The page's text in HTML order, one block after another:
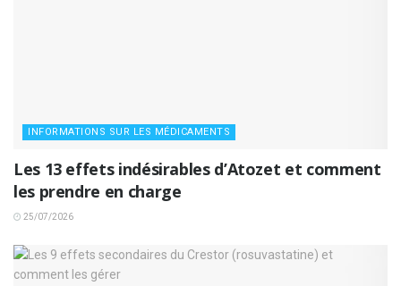
INFORMATIONS SUR LES MÉDICAMENTS
Les 13 effets indésirables d’Atozet et comment
les prendre en charge
25/07/2026